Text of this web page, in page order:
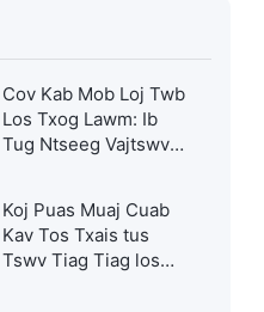
Cov Kab Mob Loj Twb
Los Txog Lawm: Ib
Tug Ntseeg Vajtswv
Es Thiaj Tau Vajtswv
Qhov Kev Tiv Thaiv?
Koj Puas Muaj Cuab
Kav Tos Txais tus
Tswv Tiag Tiag los